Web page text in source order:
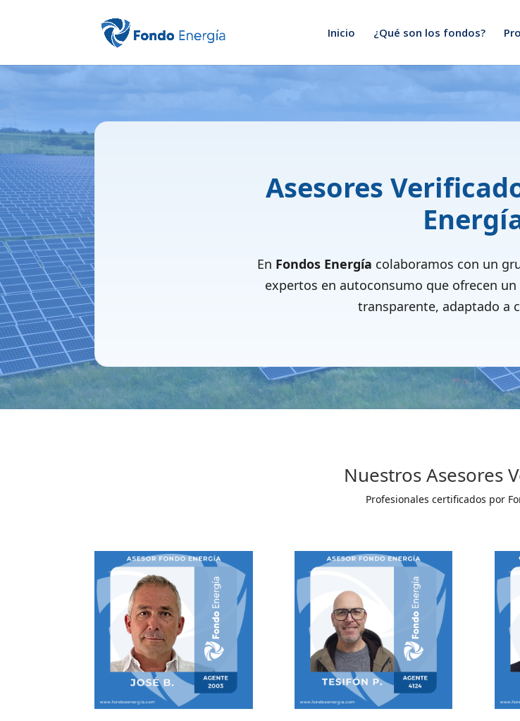
Inicio ¿Qué son los fondos?
Asesores
En Fondos Energía colaboramos con un
expertos en autoconsumo que ofrecen
transparente, adaptado a
Nuestros Asesores
Profesionales certificados por